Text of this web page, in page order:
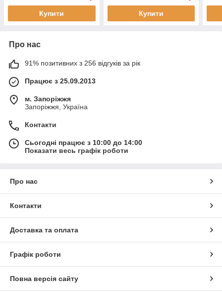
Купити Купити
Про нас
91% позитивних з 256 відгуків за рік
Працює з 25.09.2013
м. Запоріжжя
Запоріжжя, Україна
Контакти
Сьогодні працює з 10:00 до 14:00
Показати весь графік роботи
Про нас
Контакти
Доставка та оплата
Графік роботи
Повна версія сайту